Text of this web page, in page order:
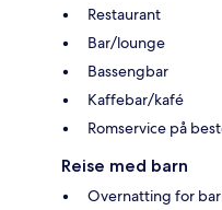
Restaurant
Bar/lounge
Bassengbar
Kaffebar/kafé
Romservice på
Reise med barn
Overnatting for